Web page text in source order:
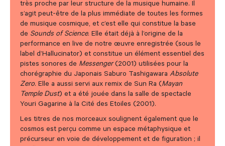
très proche par leur structure de la musique humaine. Il
s’agit peut-être de la plus immédiate de toutes les formes
de musique cosmique, et c’est elle qui constitue la base
de Sounds of Science. Elle était déjà à l’origine de la
performance en live de notre œuvre enregistrée (sous le
label d’Hallucinator) et constitue un élément essentiel des
pistes sonores de Messenger(2001) utilisées pour la
chorégraphie du Japonais Saburo Tashigawara Absolute
Zero. Elle a aussi servi aux remix de Sun Ra (Mayan
Temple Dust) et a été jouée dans la salle de spectacle
Youri Gagarine à la Cité des Etoiles (2001).
Les titres de nos morceaux soulignent également que le
cosmos est perçu comme un espace métaphysique et
précurseur en voie de développement et de figuration ; il